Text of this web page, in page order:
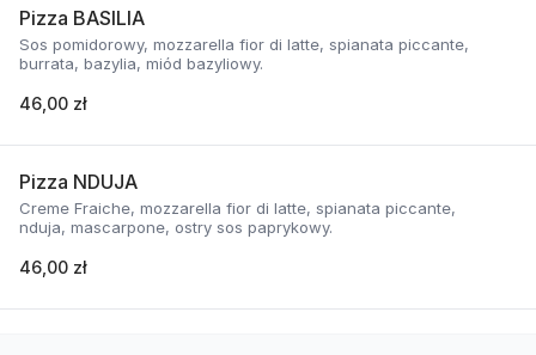
Pizza BASILIA
Sos pomidorowy, mozzarella fior di latte, spianata piccante,
burrata, bazylia, miód bazyliowy.
46,00 zł
Pizza NDUJA
Creme Fraiche, mozzarella fior di latte, spianata piccante,
nduja, mascarpone, ostry sos paprykowy.
46,00 zł